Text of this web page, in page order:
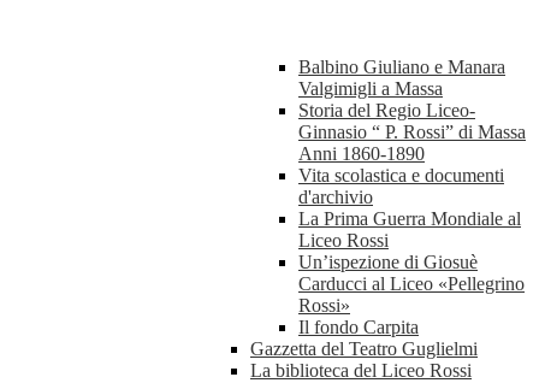
Balbino Giuliano e Manara
Valgimigli a Massa
Storia del Regio Liceo-
Ginnasio “ P. Rossi” di Massa
Anni 1860-1890
Vita scolastica e documenti
d'archivio
La Prima Guerra Mondiale al
Liceo Rossi
Un’ispezione di Giosuè
Carducci al Liceo «Pellegrino
Rossi»
Il fondo Carpita
Gazzetta del Teatro Guglielmi
La biblioteca del Liceo Rossi